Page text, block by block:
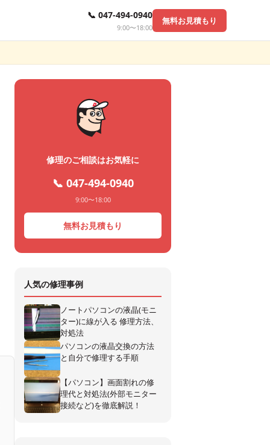
📞 047-494-0940
9:00〜18:00
無料お見積もり
修理のご相談はお気軽に
📞 047-494-0940
9:00〜18:00
無料お見積もり
人気の修理事例
ノートパソコンの液晶(モニ
ター)に線が入る 修理方法、
対処法
パソコンの液晶交換の方法
と自分で修理する手順
【パソコン】画面割れの修
理代と対処法(外部モニター
接続など)を徹底解説！